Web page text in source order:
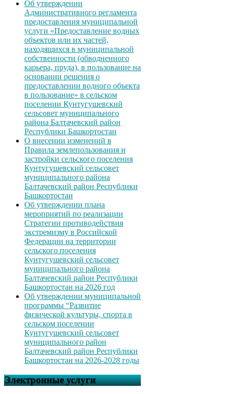
Об утверждении
Административного регламента
предоставления муниципальной
услуги «Предоставление водных
объектов или их частей,
находящихся в муниципальной
собственности (обводненного
карьера, пруда), в пользование на
основании решения о
предоставлении водного объекта
в пользование» в сельском
поселении Кунтугушевский
сельсовет муниципального
района Балтачевский район
Республики Башкортостан
О внесении изменений в
Правила землепользования и
застройки сельского поселения
Кунтугушевский сельсовет
муниципального района
Балтачевский район Республики
Башкортостан
Об утверждении плана
мероприятий по реализации
Стратегии противодействия
экстремизму в Российской
Федерации на территории
сельского поселения
Кунтугушевский сельсовет
муниципального района
Балтачевский район Республики
Башкортостан на 2026 год
Об утверждении муниципальной
программы “Развитие
физической культуры, спорта в
сельском поселении
Кунтугушевский сельсовет
муниципального район
Балтачевский район Республики
Башкортостан на 2026-2028 годы
Электронные услуги